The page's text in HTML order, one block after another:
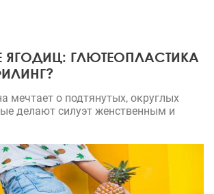
ЯГОДИЦ: ГЛЮТЕОПЛАСТИКА
мечтает о подтянутых, округлых
делают силуэт женственным и